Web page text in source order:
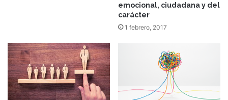
emocional, ciudadana y del
carácter
1 febrero, 2017